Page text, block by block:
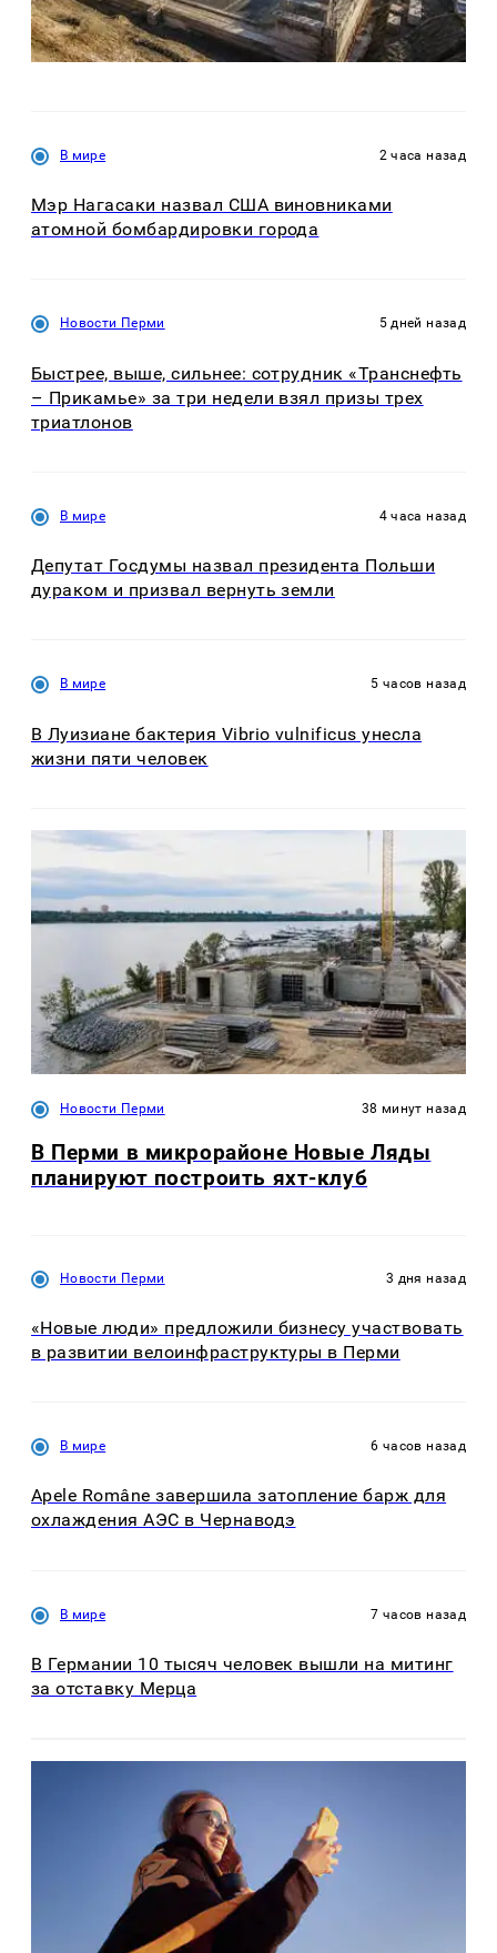
В мире 2 часа назад
Мэр Нагасаки назвал США виновниками
атомной бомбардировки города
Новости Перми 5 дней назад
Быстрее, выше, сильнее: сотрудник «Транснефть
– Прикамье» за три недели взял призы трех
триатлонов
В мире 4 часа назад
Депутат Госдумы назвал президента Польши
дураком и призвал вернуть земли
В мире 5 часов назад
В Луизиане бактерия Vibrio vulnificus унесла
жизни пяти человек
Новости Перми 38 минут назад
В Перми в микрорайоне Новые Ляды
планируют построить яхт-клуб
Новости Перми 3 дня назад
«Новые люди» предложили бизнесу участвовать
в развитии велоинфраструктуры в Перми
В мире 6 часов назад
Apele Române завершила затопление барж для
охлаждения АЭС в Чернаводэ
В мире 7 часов назад
В Германии 10 тысяч человек вышли на митинг
за отставку Мерца